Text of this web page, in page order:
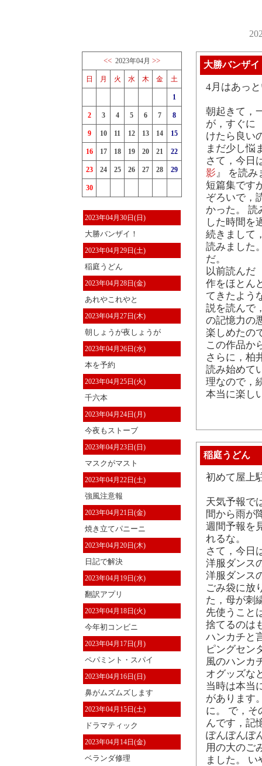
<< 2023年04月 >>
日 月 火 水 木 金 土
1
2 3 4 5 6 7 8
9 10 11 12 13 14 15
16 17 18 19 20 21 22
23 24 25 26 27 28 29
30
2023年04月30日(日)
大勝バンザイ！
2023年04月29日(土)
稲庭うどん
2023年04月28日(金)
あれやこれやと
2023年04月27日(木)
朝しょうが夜しょうが
2023年04月26日(水)
本を予約
2023年04月25日(火)
千六本
2023年04月24日(月)
今夜もストーブ
2023年04月23日(日)
マスクがマスト
2023年04月22日(土)
強風注意報
2023年04月21日(金)
焼き立てパニーニ
2023年04月20日(木)
日記で解決
2023年04月19日(水)
翻訳アプリ
2023年04月18日(火)
今年初コンビニ
2023年04月17日(月)
ペパミント・スパイ
2023年04月16日(日)
鼻がムズムズします
2023年04月15日(土)
ドラマティック
2023年04月14日(金)
ベランダ修理
大勝バンザイ
4月はあっ
朝起きて，
が，すぐに
けたら良い
まだ少し悩
さて，今日
影』 を読み
短篇集です
ぞろいで，
かった。 読
した時間を
続きまして
読みました
だ。
以前読んだ
作をほとん
てきたよう
説を読んで
の記憶力の
楽しめたの
この作品か
さらに，柏
読み始めて
理なので，
本当に楽し
稲庭うどん
初めて屋上
天気予報で
間から雨が
週間予報を
れるな。
さて，今日
洋服ダンス
洋服ダンス
ごみ袋に放
た，母が刺
先使うこと
捨てるのは
ハンカチと
ピングセン
風のハンカ
オグッズな
当時は本当
があります
に。 で，そ
んです，記
ぽんぽんぽ
用の大のご
ました。